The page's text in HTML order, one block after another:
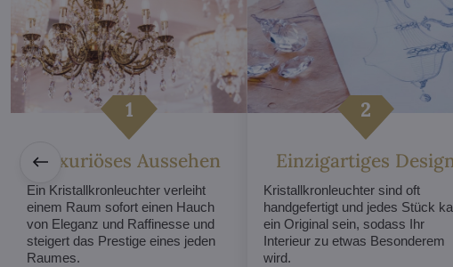
Luxuriöses Aussehen
Ein Kristallkronleuchter verleiht
einem Raum sofort einen Hauch
von Eleganz und Raffinesse und
steigert das Prestige eines jeden
Raumes.
Einzigartiges
Kristallkronleuchter sind oft
handgefertigt und jedes Stück
ein Original sein, sodass Ihr
Interieur zu etwas Besonderem
wird.